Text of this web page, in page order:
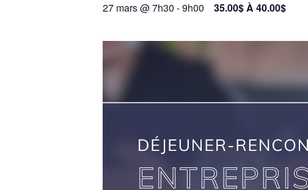
27 mars @ 7h30 -9h00 35.00$ À 40.00$